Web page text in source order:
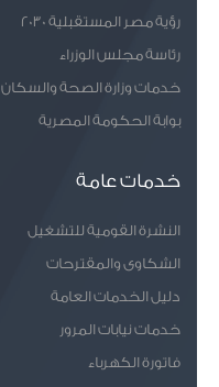
رؤية مصر المستقبلية 2030
رئاسة مجلس الوزراء
خدمات وزارة الصحة والسكان
بوابة الحكومة المصرية
خدمات عامة
النشرة القومية للتشغيل
الشكاوى والمقترحات
دليل الخدمات العامة
خدمات نيابات المرور
فاتورة الكهرباء